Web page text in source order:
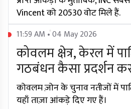
Vincent को 20530 वोट मिले हैं.
11:59 AM • 04 May 2026
कोवलम क्षेत्र, केरल में
गठबंधन कैसा प्रदर्शन
कोवलम ज़ोन के चुनाव नतीजों में
यहाँ ताज़ा आंकड़े दिए गए हैं।